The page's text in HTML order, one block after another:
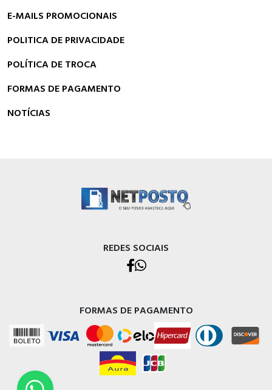
E-MAILS PROMOCIONAIS
POLITICA DE PRIVACIDADE
POLÍTICA DE TROCA
FORMAS DE PAGAMENTO
NOTÍCIAS
REDES SOCIAIS
FORMAS DE PAGAMENTO